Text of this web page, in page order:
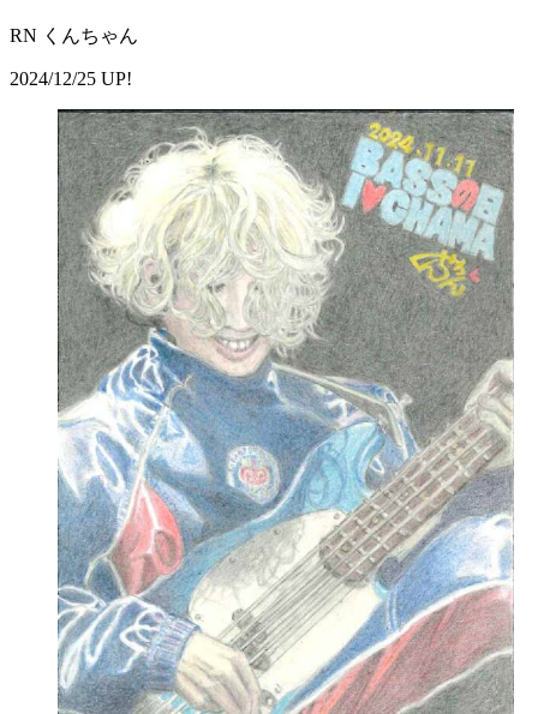
RN くんちゃん
2024/12/25 UP!